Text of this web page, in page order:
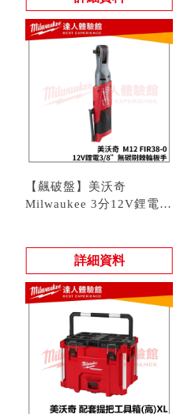
【飆破盤】美沃奇
Milwaukee 3分12V鋰電無
詳細資料